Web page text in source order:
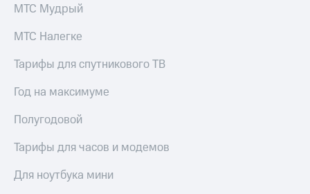
МТС Мудрый
МТС Налегке
Тарифы для спутникового ТВ
Год на максимуме
Полугодовой
Тарифы для часов и модемов
Для ноутбука мини